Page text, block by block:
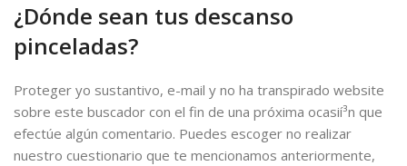
¿Dónde sean tus descanso
pinceladas?
Proteger yo sustantivo, e-mail y no ha transpirado website
sobre este buscador con el fin de una próxima ocasií³n que
efectúe algún comentario. Puedes escoger no realizar
nuestro cuestionario que te mencionamos anteriormente,